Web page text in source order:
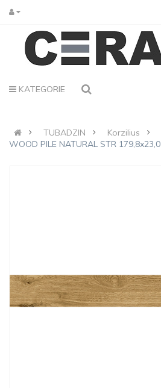
KATEGORIE
TUBADZIN Korzilius
WOOD PILE NATURAL STR 179,8x23,0